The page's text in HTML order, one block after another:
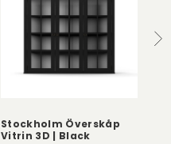
Stockholm Överskåp
Vitrin 3D | Black